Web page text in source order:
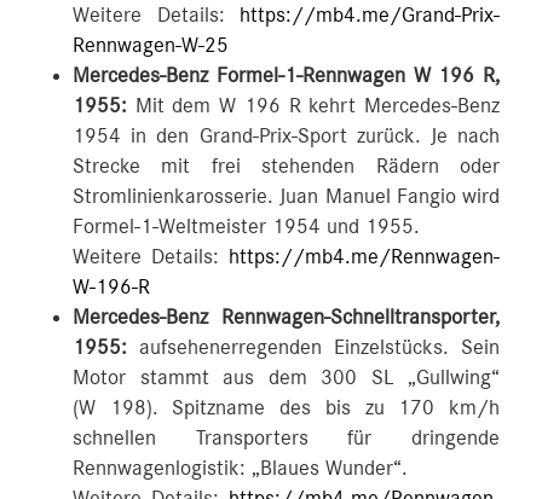
Weitere Details:
https://mb4.me/Grand-Prix-
Rennwagen-W-25
Mercedes-Benz Formel-1-Rennwagen W 196 R,
1955: Mit dem W 196 R kehrt Mercedes-Benz
1954 in den Grand-Prix-Sport zurück. Je nach
Strecke mit frei stehenden Rädern oder
Stromlinienkarosserie. Juan Manuel Fangio wird
Formel-1-Weltmeister 1954 und 1955.
Weitere Details:
https://mb4.me/Rennwagen-
W-196-R
Mercedes-Benz Rennwagen-Schnelltransporter,
1955: aufsehenerregenden Einzelstücks. Sein
Motor stammt aus dem 300 SL „Gullwing“
(W 198). Spitzname des bis zu 170 km/h
schnellen Transporters für dringende
Rennwagenlogistik: „Blaues Wunder“.